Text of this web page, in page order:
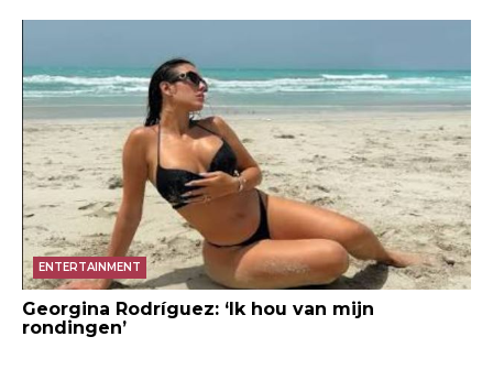
ENTERTAINMENT
Georgina Rodríguez: ‘Ik hou van mijn
rondingen’